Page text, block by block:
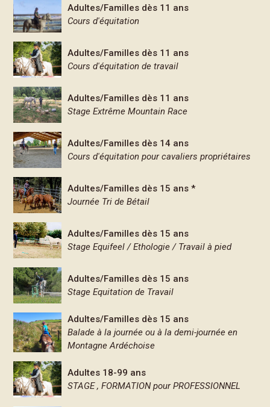
Adultes/Familles dès 11 ans
Cours d'équitation
Adultes/Familles dès 11 ans
Cours d'équitation de travail
Adultes/Familles dès 11 ans
Stage Extrême Mountain Race
Adultes/Familles dès 14 ans
Cours d'équitation pour cavaliers propriétaires
Adultes/Familles dès 15 ans *
Journée Tri de Bétail
Adultes/Familles dès 15 ans
Stage Equifeel / Ethologie / Travail à pied
Adultes/Familles dès 15 ans
Stage Equitation de Travail
Adultes/Familles dès 15 ans
Balade à la journée ou à la demi-journée en
Montagne Ardéchoise
Adultes 18-99 ans
STAGE , FORMATION pour PROFESSIONNEL